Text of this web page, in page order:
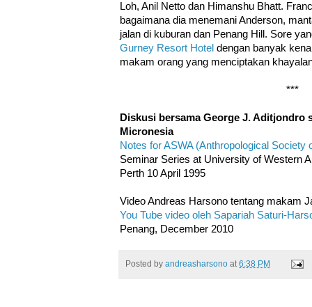
Loh, Anil Netto dan Himanshu Bhatt.
bagaimana dia menemani Anderson,
jalan di kuburan dan Penang Hill. Sore
Gurney Resort Hotel dengan banyak
makam orang yang menciptakan
***
Diskusi bersama George J. Aditjondro
Micronesia
Notes for ASWA (Anthropological Society
Seminar Series at University of Western
Perth 10 April 1995
Video Andreas Harsono tentang makam
You Tube video oleh Sapariah Saturi-
Penang, December 2010
Posted by andreasharsono at 6:38 PM